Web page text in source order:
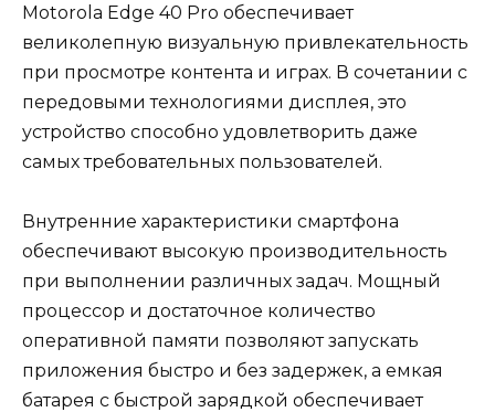
Motorola Edge 40 Pro обеспечивает
великолепную визуальную привлекательность
при просмотре контента и играх. В сочетании с
передовыми технологиями дисплея, это
устройство способно удовлетворить даже
самых требовательных пользователей.
Внутренние характеристики смартфона
обеспечивают высокую производительность
при выполнении различных задач. Мощный
процессор и достаточное количество
оперативной памяти позволяют запускать
приложения быстро и без задержек, а емкая
батарея с быстрой зарядкой обеспечивает